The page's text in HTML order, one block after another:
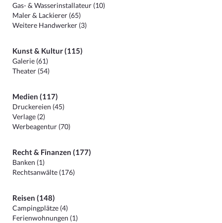
Gas- & Wasserinstallateur (10)
Maler & Lackierer (65)
Weitere Handwerker (3)
Kunst & Kultur (115)
Galerie (61)
Theater (54)
Medien (117)
Druckereien (45)
Verlage (2)
Werbeagentur (70)
Recht & Finanzen (177)
Banken (1)
Rechtsanwälte (176)
Reisen (148)
Campingplätze (4)
Ferienwohnungen (1)